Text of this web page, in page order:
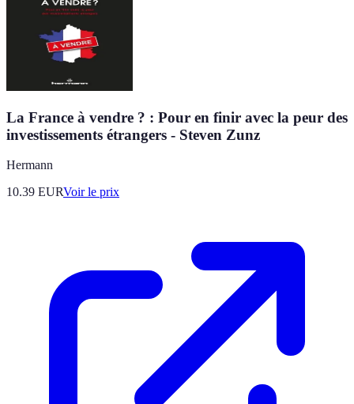
La France à vendre ? : Pour en finir avec la peur des
investissements étrangers - Steven Zunz
Hermann
10.39 EURVoir le prix